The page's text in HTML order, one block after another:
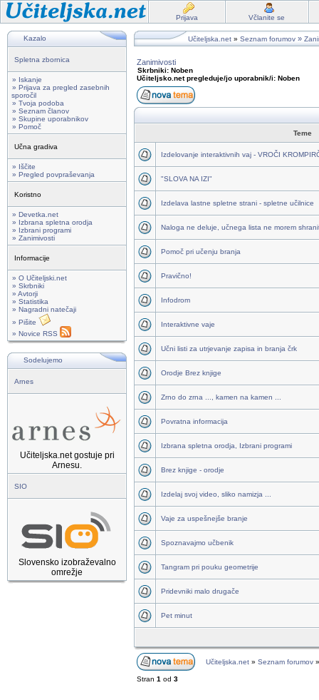
Prijava Včlanite se
Kazalo
Spletna zbornica
» Iskanje
» Prijava za pregled zasebnih
sporočil
» Tvoja podoba
» Seznam članov
» Skupine uporabnikov
» Pomoč
Učna gradiva
» Iščite
» Pregled povpraševanja
Koristno
» Devetka.net
» Izbrana spletna orodja
» Izbrani programi
» Zanimivosti
Informacije
» O Učiteljski.net
» Skrbniki
» Avtorji
» Statistika
» Nagradni natečaji
» Pišite
» Novice RSS
Sodelujemo
Arnes
Učiteljska.net gostuje pri
Arnesu.
SIO
Slovensko izobraževalno
omrežje
Učiteljska.net » Seznam forumov »
Zanimivosti
Skrbniki: Noben
Učiteljsko.net pregleduje/jo uporabnik/i: Noben
Teme
Izdelovanje interaktivnih vaj - VROČI
"SLOVA NA IZI"
Izdelava lastne spletne strani - spletne učilnice
Naloga ne deluje, učnega lista ne morem
Pomoč pri učenju branja
Pravično!
Infodrom
Interaktivne vaje
Učni listi za utrjevanje zapisa in branja črk
Orodje Brez knjige
Zrno do zrna ..., kamen na kamen ...
Povratna informacija
Izbrana spletna orodja, Izbrani programi
Brez knjige - orodje
Izdelaj svoj video, sliko namizja ...
Vaje za uspešnejše branje
Spoznavajmo učbenik
Tangram pri pouku geometrije
Pridevniki malo drugače
Pet minut
Učiteljska.net » Seznam forumov
Stran 1 od 3